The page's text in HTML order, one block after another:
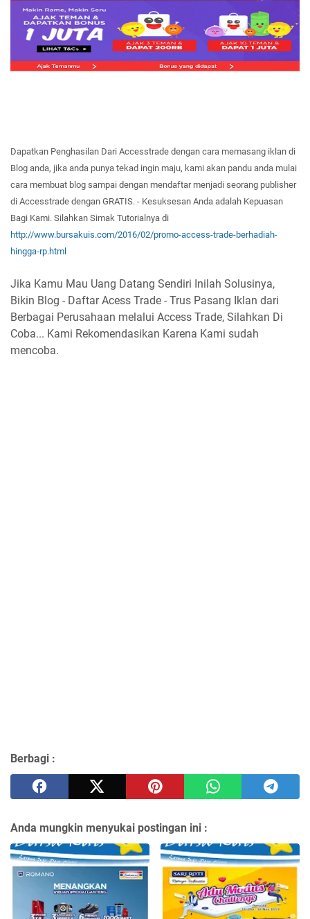
Dapatkan Penghasilan Dari Accesstrade dengan cara memasang iklan di
Blog anda, jika anda punya tekad ingin maju, kami akan pandu anda mulai
cara membuat b log sampai dengan mendaftar menjadi seorang publisher
di Accesstrade dengan GRATIS. - Kesuksesan Anda adalah Kepuasan
Bagi Kami. Silahkan Simak Tutorialnya di
http://www.bursakuis.com/2016/02/promo-access-trade-berhadiah-
hingga-rp.html
Jika Kamu Mau Uang Datang Sendiri Inilah Solusinya,
Bikin Blog - Daftar Acess Trade - Trus Pasang Iklan dari
Berbagai Perusahaan melalui Access Trade, Silahkan Di
Coba... Kami Rekomendasikan Karena Kami sudah
mencoba.
Berbagi :
Anda mungkin menyukai postingan ini :